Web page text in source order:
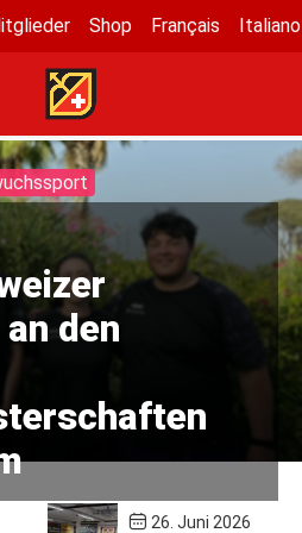
Shop Français Italiano
den
26. Juni 2026